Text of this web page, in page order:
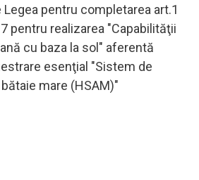
pentru completarea art.1
pentru realizarea "Capabilităţii
cu baza la sol" aferentă
esenţial "Sistem de
mare (HSAM)"